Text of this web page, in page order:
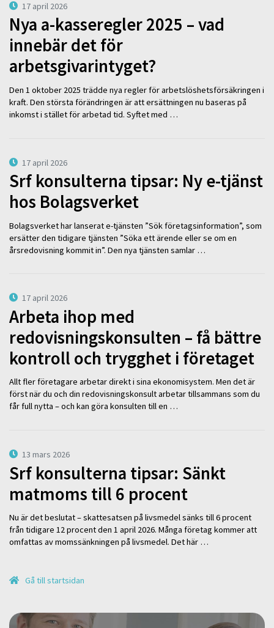
17 april 2026
Nya a-kasseregler 2025 – vad
innebär det för
arbetsgivarintyget?
Den 1 oktober 2025 trädde nya regler för arbetslöshetsförsäkringen i
kraft. Den största förändringen är att ersättningen nu baseras på
inkomst i stället för arbetad tid. Syftet med …
17 april 2026
Srf konsulterna tipsar: Ny e-tjänst
hos Bolagsverket
Bolagsverket har lanserat e-tjänsten ”Sök företagsinformation”, som
ersätter den tidigare tjänsten ”Söka ett ärende eller se om en
årsredovisning kommit in”. Den nya tjänsten samlar …
17 april 2026
Arbeta ihop med
redovisningskonsulten – få bättre
kontroll och trygghet i företaget
Allt fler företagare arbetar direkt i sina ekonomisystem. Men det är
först när du och din redovisningskonsult arbetar tillsammans som du
får full nytta – och kan göra konsulten till en …
13 mars 2026
Srf konsulterna tipsar: Sänkt
matmoms till 6 procent
Nu är det beslutat – skattesatsen på livsmedel sänks till 6 procent
från tidigare 12 procent den 1 april 2026. Många företag kommer att
omfattas av momssänkningen på livsmedel. Det här …
Gå till startsidan